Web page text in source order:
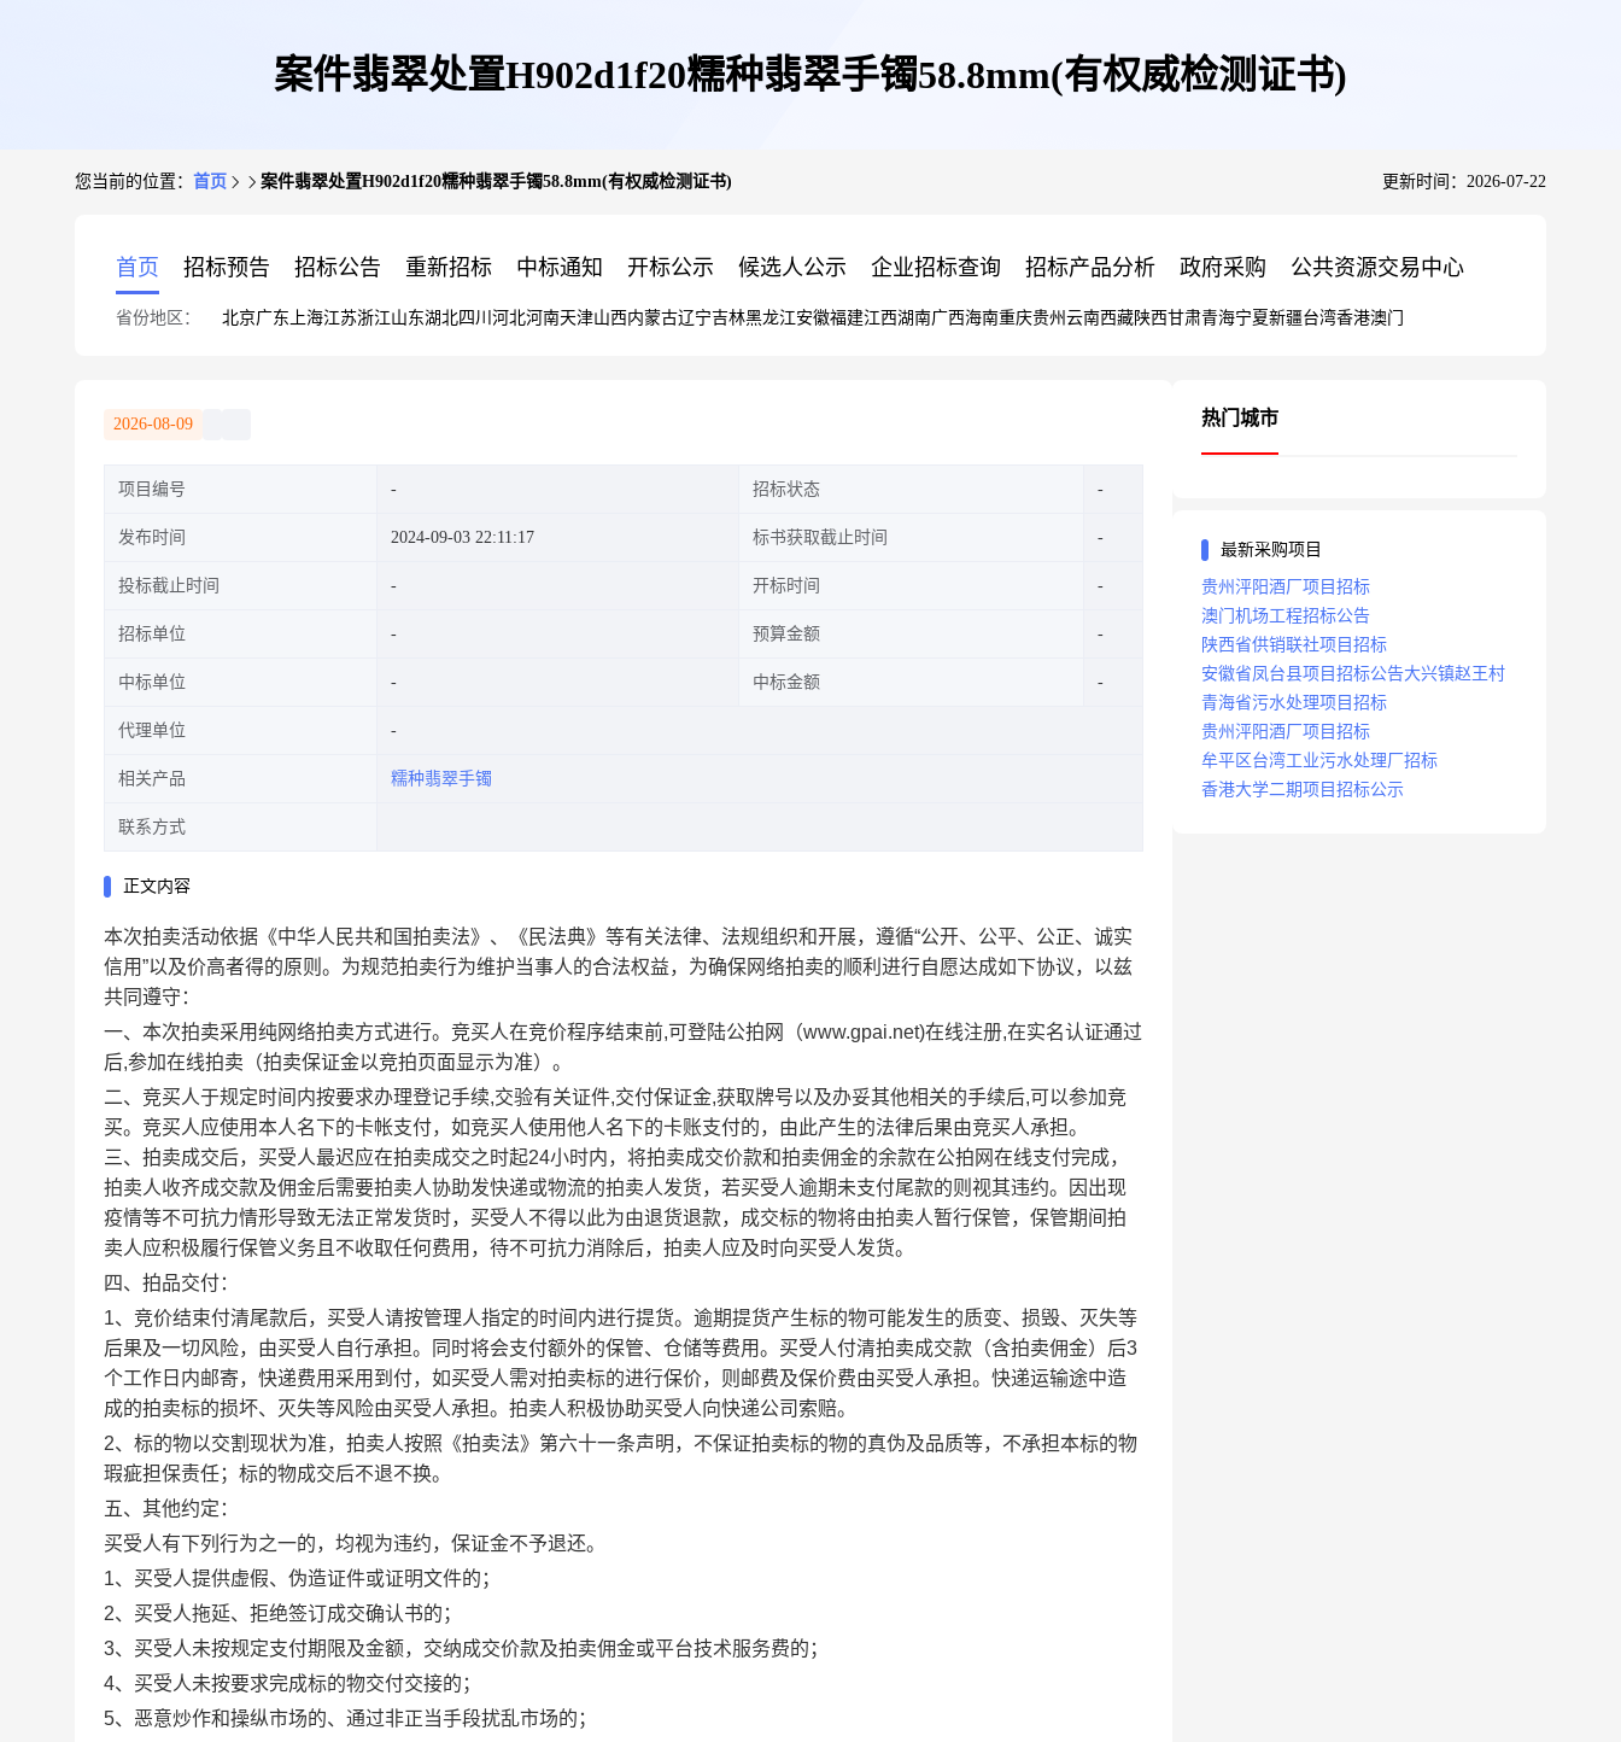
案件翡翠处置H902d1f20糯种翡翠手镯58.8mm(有权威检测证书)
您当前的位置： 首页 案件翡翠处置H902d1f20糯种翡翠手镯58.8mm(有权威检测证书) 更新时间：2026-07-22
首页 招标预告 招标公告 重新招标 中标通知 开标公示 候选人公示 企业招标查询 招标产品分析 政府采购 公共资源交易中心
省份地区： 北京广东 上海江苏浙江山东湖北四川 河北河南天津山西内蒙古辽宁吉林黑龙江安徽福建江西湖南广西海南重庆贵州 云南西藏陕西甘肃青海宁夏新疆台湾香港澳门
2026-08-09
项目编号 招标状态
发布时间 2024-09-03 22:11:17 标书获取截止时间
投标截止时间 开标时间
招标单位 预算金额
中标单位 中标金额
代理单位
相关产品 糯种翡翠手镯
联系方式
正文内容
本次拍卖活动依据《中华人民共和国拍卖法》、《民法典》等有关法律、法规组织和开展，遵循“公开、公平、公正、诚实
信用”以及价高者得的原则。为规范拍卖行为维护当事人的合法权益，为确保网络拍卖的顺利进行自愿达成如下协议，以兹
共同遵守：
一、 本次拍卖采用纯网络拍卖方式进行。竞买人在竞价程序结束前,可登陆公拍网（www.gpai.net)在线注册,在实名认证通过
后,参加在线拍卖（拍卖保证金以竞拍页面显示为准）。
二、 竞买人于规定时间内按要求办理登记手续,交验有关证件,交付保证金,获取牌号以及办妥其他相关的手续后,可以参加竞
买。竞买人应使用本人名下的卡帐支付，如竞买人使用他人名下的卡账支付的，由此产生的法律后果由竞买人承担。
三、 拍卖成交后，买受人最迟应在拍卖成交之时起24小时内，将拍卖成交价款和拍卖佣金的余款在公拍网在线支付完成，
拍卖人收齐成交款及佣金后需要拍卖人协助发快递或物流的拍卖人发货，若买受人逾期未支付尾款的则视其违约。因出现
疫情等不可抗力情形导致无法正常发货时，买受人不得以此为由退货退款，成交标的物将由拍卖人暂行保管，保管期间拍
卖人应积极履行保管义务且不收取任何费用，待不可抗力消除后，拍卖人应及时向买受人发货。
四、拍品交付：
1、 竞价结束付清尾款后，买受人请按管理人指定的时间内进行提货。逾期提货产生标的物可能发生的质变、损毁、灭失等
后果及一切风险，由买受人自行承担。同时将会支付额外的保管、仓储等费用。买受人付清拍卖成交款（含拍卖佣金）后3
个工作日内邮寄，快递费用采用到付， 如买受人需对拍卖标的进行保价， 则 邮费及保价费由买受人承担。快递运输途中造
成的拍卖标的损坏、灭失等风险由买受人承担。拍卖人积极协助买受人向快递公司索赔。
2、标的物以交割现状为准，拍卖人按照《拍卖法》第六十一条声明，不保证拍卖标的物的真伪及品质等，不承担本标的物
瑕疵担保责任；标的物成交后不退不换。
五、其他约定：
买受人有下列行为之一的，均视为违约，保证金不予退还。
1、买受人提供虚假、伪造证件或证明文件的；
2、买受人拖延、拒绝签订成交确认书的；
3、买受人未按规定支付期限及金额，交纳成交价款及拍卖佣金或平台技术服务费的；
4、买受人未按要求完成标的物交付交接的；
5、恶意炒作和操纵市场的、通过非正当手段扰乱市场的；
热门城市
最新采购项目
贵州泙阳酒厂项目招标
澳门机场工程招标公告
陕西省供销联社项目招标
安徽省凤台县项目招标公告大兴镇赵王村
青海省污水处理项目招标
贵州泙阳酒厂项目招标
牟平区台湾工业污水处理厂招标
香港大学二期项目招标公示